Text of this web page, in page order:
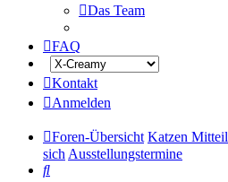
Das Team
FAQ
Kontakt
Anmelden
Foren-Übersicht Katzen
sichAusstellungstermine
Suche